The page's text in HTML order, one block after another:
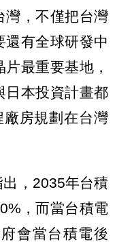
灣，不僅把台灣
還有全球研發中
最重要基地，
日本投資計畫都
房規劃在台灣
，2035年台積
，而當台積電
會當台積電後